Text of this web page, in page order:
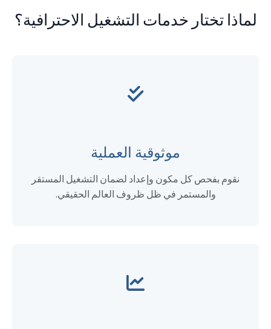
لماذا تختار خدمات التشغيل الاحترافية؟
موثوقية العملية
نقوم بفحص كل مكون وإعداد لضمان التشغيل المستقر
والمستمر في ظل ظروف العالم الحقيقي.